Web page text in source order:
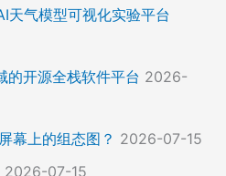
气模型可视化实验平台
开源全栈软件平台 2026-
幕上的组态图？ 2026-07-15
2026-07-15